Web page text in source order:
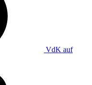
VdK auf